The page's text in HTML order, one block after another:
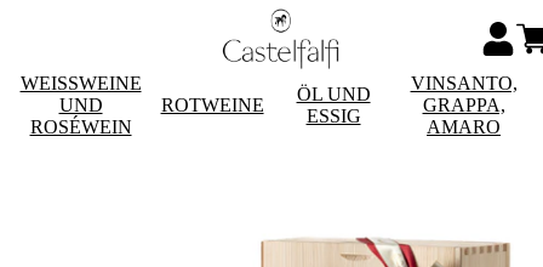
WEISSWEINE
UND
ROSÉWEIN
ROTWEINE
ÖL UND
ESSIG
VINSANTO,
GRAPPA,
AMARO